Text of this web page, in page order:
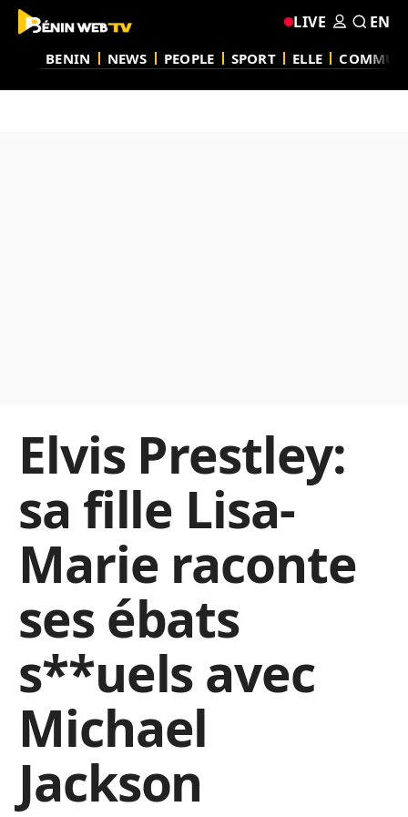
BENIN NEWS PEOPLE SPORT ELLE
LIVE EN
Elvis Prestley:
sa fille Lisa-
Marie raconte
ses ébats
s**uels avec
Michael
Jackson